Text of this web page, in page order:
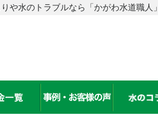
や水のトラブルなら「かがわ水道職人」